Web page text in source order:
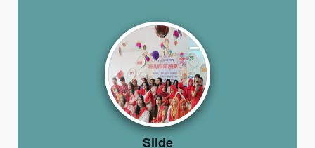
Slide